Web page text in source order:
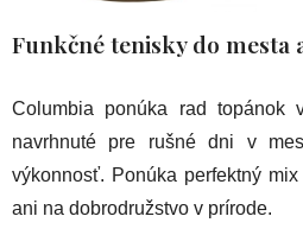
Funkčné tenisky do
Columbia ponúka rad topánok
navrhnuté pre rušné dni v
výkonnosť. Ponúka perfektný
ani na dobrodružstvo v prírode.